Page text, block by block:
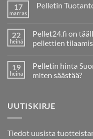
17
marras
Pelletin
Pelletin
Tuotanto
ja
Suomessa
22
heinä
Pellet24.fi on
pellettien
artikkeliin
Pellet24.fi
on
tekee
pellettien
koskaan
19
heinä
Pelletin hinta
miten säästää?
Pelletin
hinta
tekijät
vaikuttavat
UUTISKIRJE
Tiedot uusista